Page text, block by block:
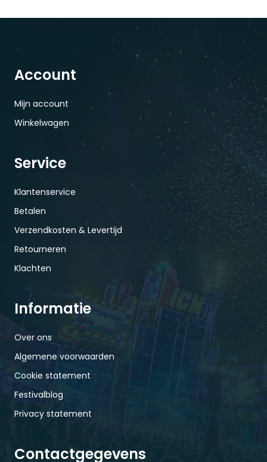
Account
Mijn account
Winkelwagen
Service
Klantenservice
Betalen
Verzendkosten & Levertijd
Retourneren
Klachten
Informatie
Over ons
Algemene voorwaarden
Cookie statement
Festivalblog
Privacy statement
Contactgegevens